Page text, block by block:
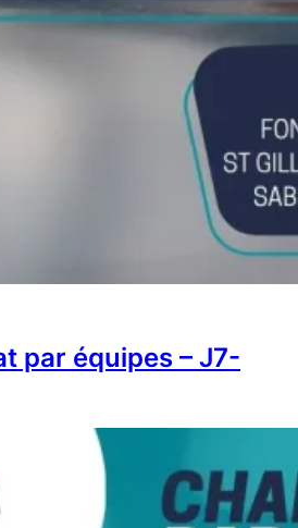
par équipes – J7-